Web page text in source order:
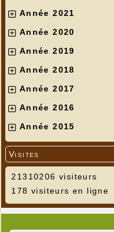
Année 2021
Année 2020
Année 2019
Année 2018
Année 2017
Année 2016
Année 2015
Visites
21310206 visiteurs
178 visiteurs en ligne